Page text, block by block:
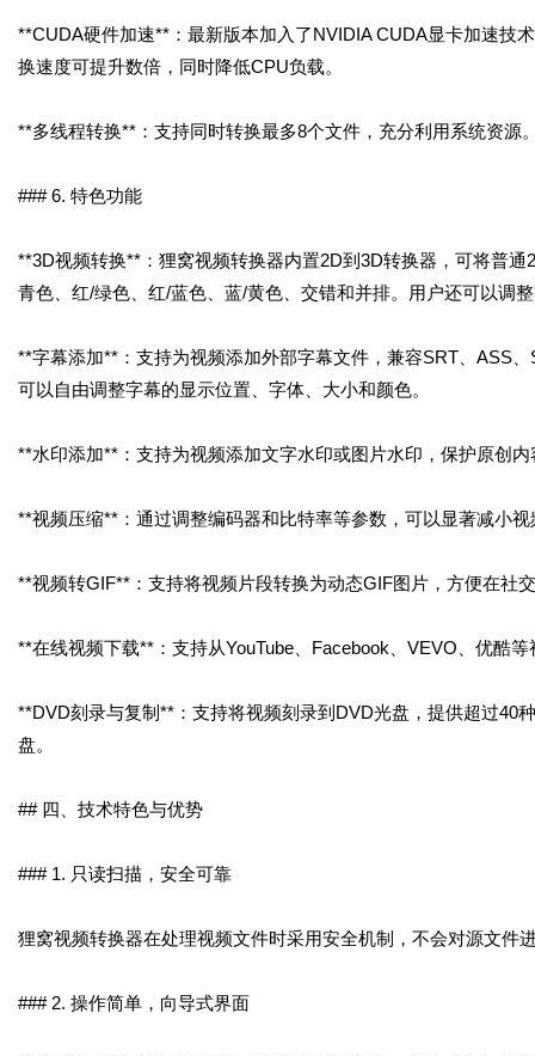
**CUDA硬件加速**：最新版本加入了NVIDIA CUDA显卡加速技
换速度可提升数倍，同时降低CPU负载。
**多线程转换**：支持同时转换最多8个文件，充分利用系统资源
### 6. 特色功能
**3D视频转换**：狸窝视频转换器内置2D到3D转换器，可将普
青色、红/绿色、红/蓝色、蓝/黄色、交错和并排。用户还可以调
**字幕添加**：支持为视频添加外部字幕文件，兼容SRT、ASS
可以自由调整字幕的显示位置、字体、大小和颜色。
**水印添加**：支持为视频添加文字水印或图片水印，保护原创
**视频压缩**：通过调整编码器和比特率等参数，可以显著减小
**视频转GIF**：支持将视频片段转换为动态GIF图片，方便在社
**在线视频下载**：支持从YouTube、Facebook、VEVO、优酷
**DVD刻录与复制**：支持将视频刻录到DVD光盘，提供超过40
盘。
## 四、技术特色与优势
### 1. 只读扫描，安全可靠
狸窝视频转换器在处理视频文件时采用安全机制，不会对源文件
### 2. 操作简单，向导式界面